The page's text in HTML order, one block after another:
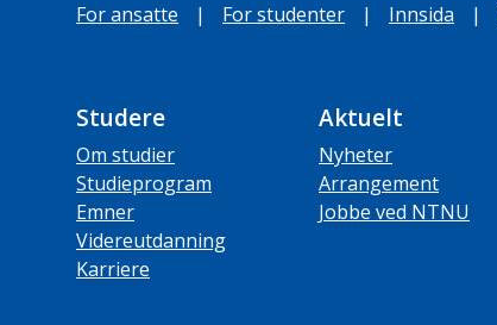
For ansatte | For studenter | Innsida |
Studere
Om studier
Studieprogram
Emner
Videreutdanning
Karriere
Aktuelt
Nyheter
Arrangement
Jobbe ved NTNU